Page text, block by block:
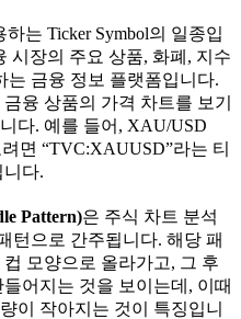
는 Ticker Symbol의 일종입
시장의 주요 상품, 화폐, 지수
는 금융 정보 플랫폼입니다.
융 상품의 가격 차트를 보기
다. 예를 들어, XAU/USD
면 “TVC:XAUUSD”라는 티
다.
Pattern)은 주식 차트 분석
턴으로 간주됩니다. 해당 패
모양으로 올라가고, 그 후
어지는 것을 보이는데, 이때
이 작아지는 것이 특징입니